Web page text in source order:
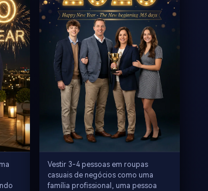
Vestir 3-4 pessoas em roupas
casuais de negócios como uma
família profissional, uma pessoa